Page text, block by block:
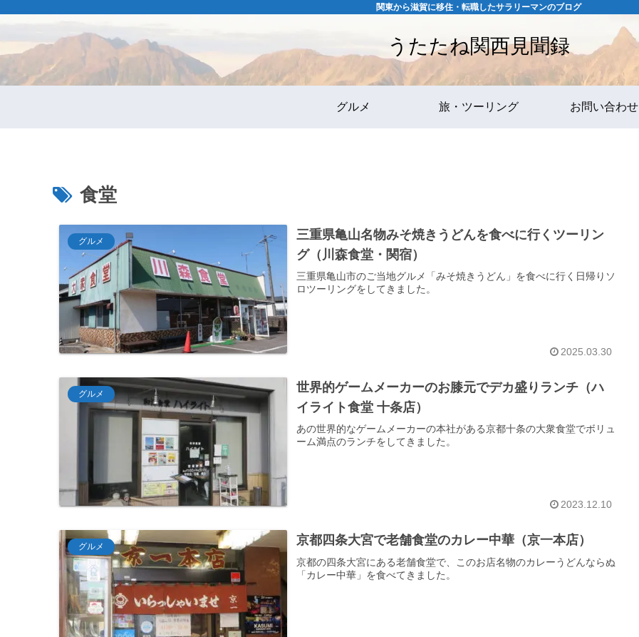
関東から滋賀に移住・転職したサラリーマンのブログ
うたたね関西見聞録
グルメ 旅・ツーリング お問い合わせ
食堂
グルメ
三重県亀山名物みそ焼きうどんを食べに行くツーリン
グ（川森食堂・関宿）
三重県亀山市のご当地グルメ「みそ焼きうどん」を食べに行く日帰りソ
ロツーリングをしてきました。
2025.03.30
グルメ
世界的ゲームメーカーのお膝元でデカ盛りランチ（ハ
イライト食堂 十条店）
あの世界的なゲームメーカーの本社がある京都十条の大衆食堂でボリュ
ーム満点のランチをしてきました。
2023.12.10
グルメ 京都四条大宮で老舗食堂のカレー中華（京一本店）
京都の四条大宮にある老舗食堂で、このお店名物のカレーうどんならぬ
「カレー中華」を食べてきました。